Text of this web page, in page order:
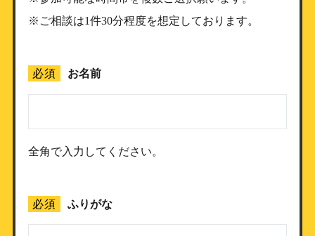
※ご相談は1件30分程度を想定しております。
必須 お名前
全角で入力してください。
必須 ふりがな